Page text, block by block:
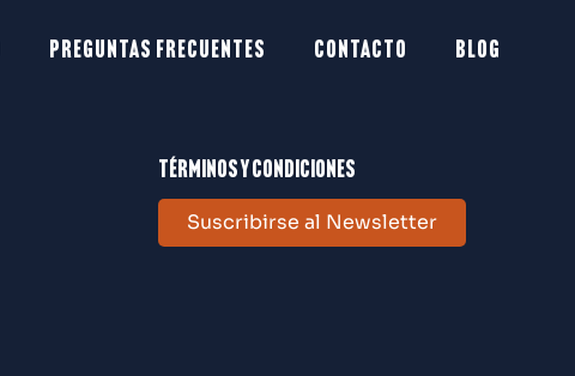
Preguntas frecuentes Contacto Blog
Términos y condiciones
Suscribirse al Newsletter